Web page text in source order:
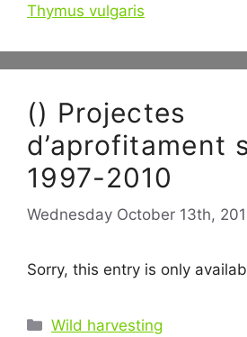
Thymus vulgaris
() Projectes
d’aprofitament
1997-2010
Wednesday October 13th,
Sorry, this entry is only
Categories
Wild harvesting